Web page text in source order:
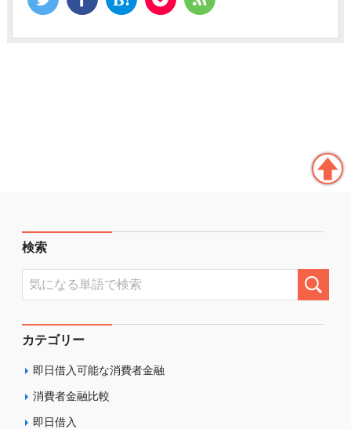
検索
カテゴリー
即日借入可能な消費者金融
消費者金融比較
即日借入